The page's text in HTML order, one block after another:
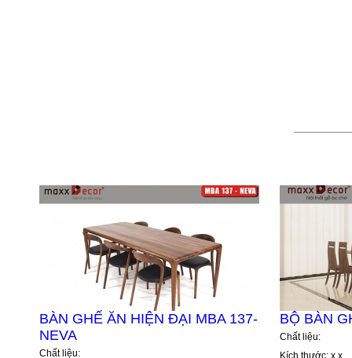
BÀN GHẾ ĂN HIỆN ĐẠI MBA 137-
NEVA
Chất liệu:
BỘ BÀN
Chất liệu:
Kích thước: x x